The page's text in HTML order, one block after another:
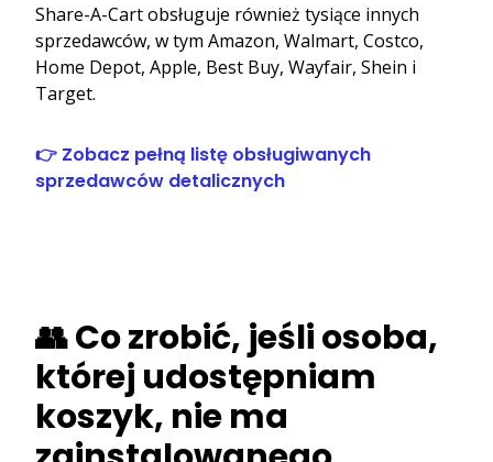
Share-A-Cart obsługuje również tysiące innych
sprzedawców, w tym Amazon, Walmart, Costco,
Home Depot, Apple, Best Buy, Wayfair, Shein i
Target.
👉 Zobacz pełną listę obsługiwanych
sprzedawców detalicznych
👥 Co zrobić, jeśli osoba,
której udostępniam
koszyk, nie ma